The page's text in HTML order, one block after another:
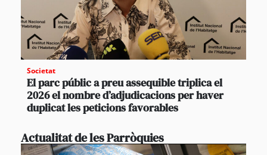
Societat
El parc públic a preu assequible triplica el
2026 el nombre d’adjudicacions per haver
duplicat les peticions favorables
Actualitat de les Parròquies